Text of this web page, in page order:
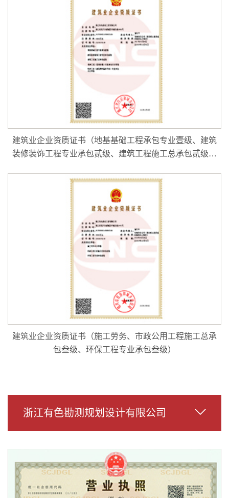
建筑业企业资质证书（地基基础工程承包专业壹级、建筑
装修装饰工程专业承包贰级、建筑工程施工总承包贰级、
和平移）专业承包）
建筑业企业资质证书（施工劳务、市政公用工程施工总承
包叁级、环保工程专业承包叁级）
浙江有色勘测规划设计有限公司